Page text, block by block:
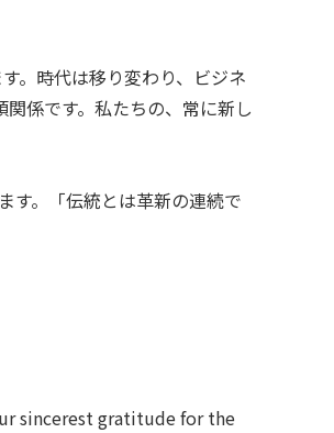
。時代は移り変わり、ビジネ
係です。私たちの、常に新し
す。「伝統とは革新の連続で
sincerest gratitude for the